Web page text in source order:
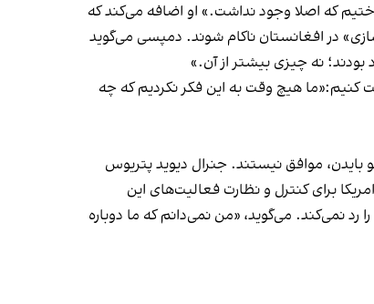
که اصلا وجود نداشت.» او اضافه می‌کند که
در افغانستان ناکام شوند. دمپسی می‌گوید
بودند؛ نه چیزی بیشتر از آن.»
کنیم:«ما هیچ وقت به این فکر نکردیم که چه
بایدن، موافق نیستند. جنرال دیوید پتریوس
برای کنترل و نظارت فعالیت‌های این
رد نمی‌کند. می‌گوید، «من نمی‌دانم که ما دوباره